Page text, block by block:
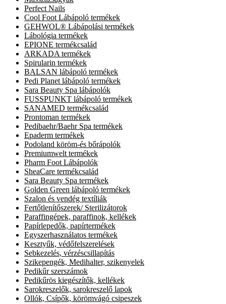
Perfect Nails
Cool Foot Lábápoló termékek
GEHWOL® Lábápolási termékek
Lábológia termékek
EPIONE termékcsalád
ARKADA termékek
Spirularin termékek
BALSAN lábápoló termékek
Pedi Planet lábápoló termékek
Sara Beauty Spa lábápolók
FUSSPUNKT lábápoló termékek
SANAMED termékcsalád
Prontoman termékek
Pedibaehr/Baehr Spa termékek
Epaderm termékek
Podoland köröm-és bőrápolók
Premiumwelt termékek
Pharm Foot Lábápolók
SheaCare termékcsalád
Sara Beauty Spa termékek
Golden Green lábápoló termékek
Szalon és vendég textíliák
Fertőtlenítőszerek/ Sterilizátorok
Paraffingépek, paraffinok, kellékek
Papírlepedők, papírtermékek
Egyszerhasználatos termékek
Kesztyűk, védőfelszerelések
Sebkezelés, vérzéscsillapítás
Szikepengék, Medihalter, szikenyelek
Pedikűr szerszámok
Pedikűrös kiegészítők, kellékek
Sarokreszelők, sarokreszelő lapok
Ollók, Csípők, körömvágó csipeszek